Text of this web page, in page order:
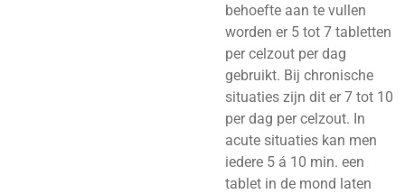
behoefte aan te vullen
worden er 5 tot 7 tabletten
per celzout per dag
gebruikt. Bij chronische
situaties zijn dit er 7 tot 10
per dag per celzout. In
acute situaties kan men
iedere 5 á 10 min. een
tablet in de mond laten